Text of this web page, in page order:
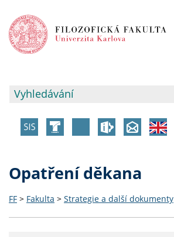
Opatření děkana
FF > Fakulta > Strategie a další dokumenty